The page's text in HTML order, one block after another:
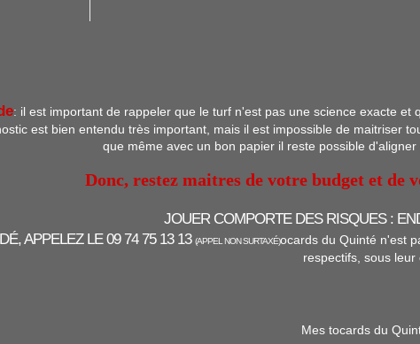
: il est important de rappeler que le turf n'est pas une science exacte
est bien entendu très important, mais il est impossible de maitriser
que même avec un bon papier il reste possible
Donc, restez maitres de votre budget et de
JOUER COMPORTE DES RISQUES :
APPELEZ LE 09 74 75 13 13 (APPEL NON SURTAXÉ)ocards du Quinté n'est
respectifs, sous leur
Mes tocards du